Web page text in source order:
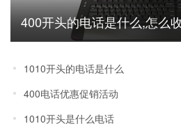
400开头的电话是什么,怎么
1010开头的电话是什么
400电话优惠促销活动
1010开头是什么电话